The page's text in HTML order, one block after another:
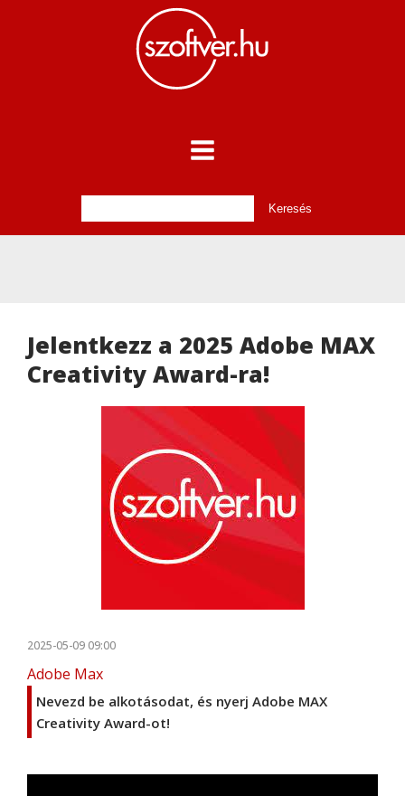
Jelentkezz a 2025 Adobe MAX
Creativity Award-ra!
2025-05-09 09:00
Adobe Max
Nevezd be alkotásodat, és nyerj Adobe MAX
Creativity Award-ot!